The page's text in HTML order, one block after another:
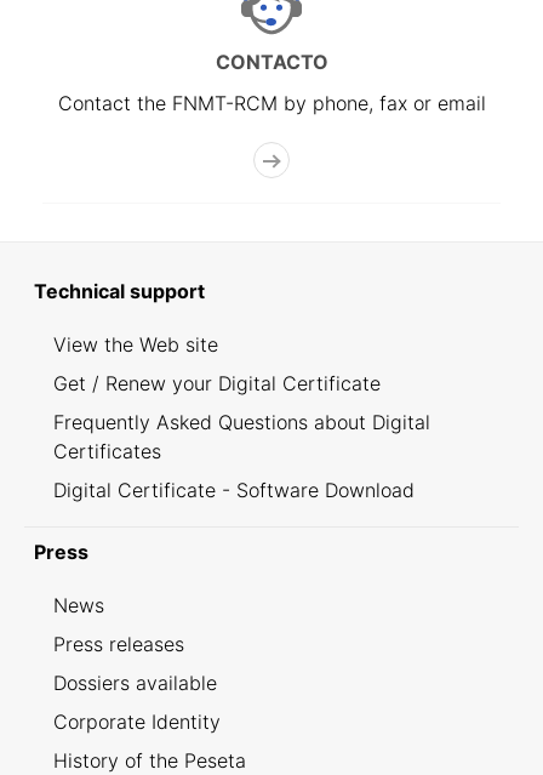
CONTACTO
Contact the FNMT-RCM by phone, fax or email
Technical support
View the Web site
Get / Renew your Digital Certificate
Frequently Asked Questions about Digital
Certificates
Digital Certificate - Software Download
Press
News
Press releases
Dossiers available
Corporate Identity
History of the Peseta